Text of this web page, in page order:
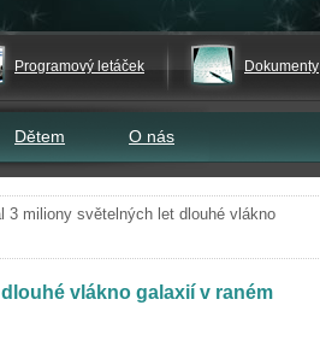
Programový letáček Dokumenty
Dětem O nás
3 miliony světelných let dlouhé vlákno
vlákno galaxií v raném